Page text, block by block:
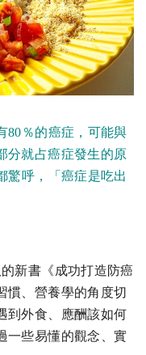
80％的癌症，可能與
分就占癌症發生的原
驚呼，「癌症是吃出
新書《成功打造防癌
慣、營養學的角度切
到外食、應酬該如何
一些易懂的觀念、實